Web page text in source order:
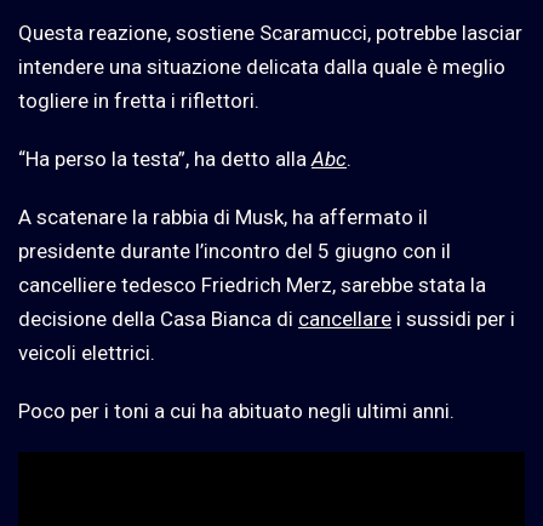
Questa reazione, sostiene Scaramucci, potrebbe lasciar
intendere una situazione delicata dalla quale è meglio
togliere in fretta i riflettori.
“Ha perso la testa”, ha detto allaAbc.
A scatenare la rabbia di Musk, ha affermato il
presidente durante l’incontro del 5 giugno con il
cancelliere tedesco Friedrich Merz, sarebbe stata la
decisione della Casa Bianca di cancellare i sussidi per i
veicoli elettrici.
Poco per i toni a cui ha abituato negli ultimi anni.